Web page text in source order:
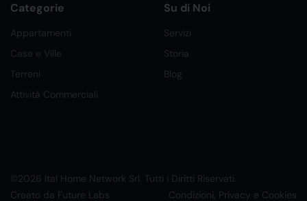
Categorie
Appartamenti
Case e Ville
Terreni
Attività Commerciali
Su di Noi
Servizi
Storia
Blog
©2026 Ital Home Network Srl. Tutti i Diritti Riservati.
Creato da Future Labs
Condizioni, Privacy e Cookies